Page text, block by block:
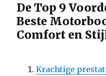
De Top 9
Beste
Comfort en
Krachtige